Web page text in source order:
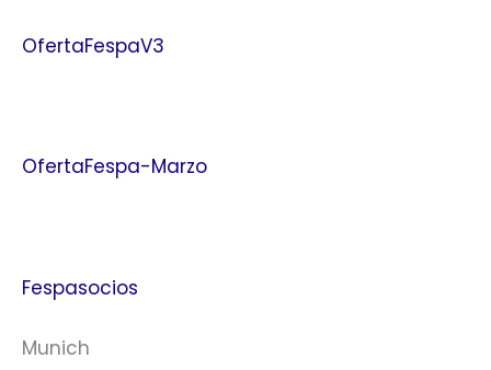
OfertaFespaV3
OfertaFespa-Marzo
Fespasocios
Munich